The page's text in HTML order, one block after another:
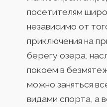
посетителям
независимо от
приключения на
берегу озера,
покоем в
можно заняться
видами спорта, а